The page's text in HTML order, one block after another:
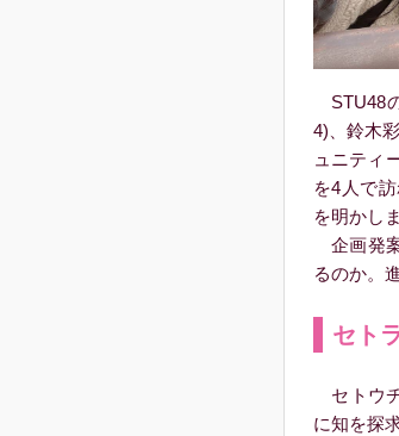
STU48
4)、鈴木
ュニティ
を4人で
を明かし
企画発
るのか。
セト
セトウ
に知を探